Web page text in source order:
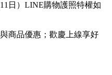
日）LINE購物護照特權如
商品優惠；歡慶上線享好